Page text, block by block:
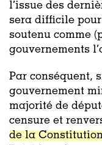
l’issue des
sera difficile pour
soutenu comme
gouvernements
Par conséquent,
gouvernement
majorité de
censure et
de la